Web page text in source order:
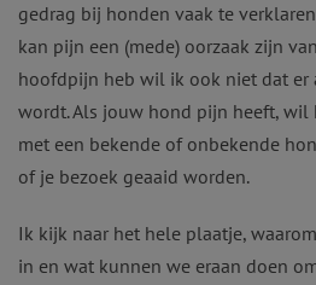
gedrag bij honden vaak te
kan pijn een (mede) oorzaak zijn
hoofdpijn heb wil ik ook niet dat er
wordt. Als jouw hond pijn heeft, wil
met een bekende of onbekende
of je bezoek geaaid worden.
Ik kijk naar het hele plaatje,
in en wat kunnen we eraan doen